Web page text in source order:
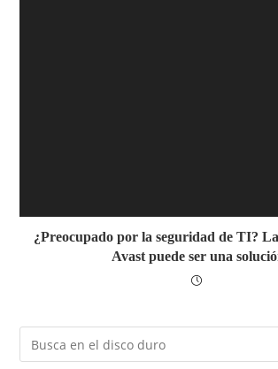
¿Preocupado por la seguridad de TI?
Avast puede ser una